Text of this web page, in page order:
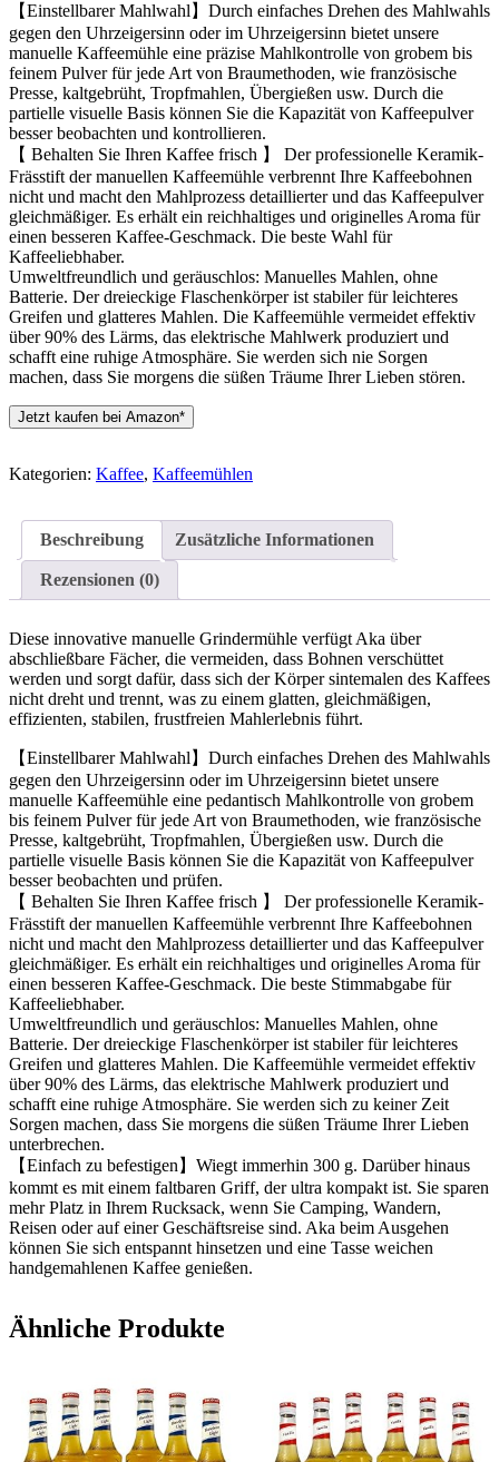
【Einstellbarer Mahlwahl】Durch einfaches Drehen des Mahlwahls
gegen den Uhrzeigersinn oder im Uhrzeigersinn bietet unsere
manuelle Kaffeemühle eine präzise Mahlkontrolle von grobem bis
feinem Pulver für jede Art von Braumethoden, wie französische
Presse, kaltgebrüht, Tropfmahlen, Übergießen usw. Durch die
partielle visuelle Basis können Sie die Kapazität von Kaffeepulver
besser beobachten und kontrollieren.
【 Behalten Sie Ihren Kaffee frisch 】 Der professionelle Keramik-
Frässtift der manuellen Kaffeemühle verbrennt Ihre Kaffeebohnen
nicht und macht den Mahlprozess detaillierter und das Kaffeepulver
gleichmäßiger. Es erhält ein reichhaltiges und originelles Aroma für
einen besseren Kaffee-Geschmack. Die beste Wahl für
Kaffeeliebhaber.
Umweltfreundlich und geräuschlos: Manuelles Mahlen, ohne
Batterie. Der dreieckige Flaschenkörper ist stabiler für leichteres
Greifen und glatteres Mahlen. Die Kaffeemühle vermeidet effektiv
über 90% des Lärms, das elektrische Mahlwerk produziert und
schafft eine ruhige Atmosphäre. Sie werden sich nie Sorgen
machen, dass Sie morgens die süßen Träume Ihrer Lieben stören.
Jetzt kaufen bei Amazon*
Kategorien: Kaffee, Kaffeemühlen
Beschreibung Zusätzliche Informationen
Rezensionen (0)
Diese innovative manuelle Grindermühle verfügt Aka über
abschließbare Fächer, die vermeiden, dass Bohnen verschüttet
werden und sorgt dafür, dass sich der Körper sintemalen des Kaffees
nicht dreht und trennt, was zu einem glatten, gleichmäßigen,
effizienten, stabilen, frustfreien Mahlerlebnis führt.
【Einstellbarer Mahlwahl】Durch einfaches Drehen des Mahlwahls
gegen den Uhrzeigersinn oder im Uhrzeigersinn bietet unsere
manuelle Kaffeemühle eine pedantisch Mahlkontrolle von grobem
bis feinem Pulver für jede Art von Braumethoden, wie französische
Presse, kaltgebrüht, Tropfmahlen, Übergießen usw. Durch die
partielle visuelle Basis können Sie die Kapazität von Kaffeepulver
besser beobachten und prüfen.
【 Behalten Sie Ihren Kaffee frisch 】 Der professionelle Keramik-
Frässtift der manuellen Kaffeemühle verbrennt Ihre Kaffeebohnen
nicht und macht den Mahlprozess detaillierter und das Kaffeepulver
gleichmäßiger. Es erhält ein reichhaltiges und originelles Aroma für
einen besseren Kaffee-Geschmack. Die beste Stimmabgabe für
Kaffeeliebhaber.
Umweltfreundlich und geräuschlos: Manuelles Mahlen, ohne
Batterie. Der dreieckige Flaschenkörper ist stabiler für leichteres
Greifen und glatteres Mahlen. Die Kaffeemühle vermeidet effektiv
über 90% des Lärms, das elektrische Mahlwerk produziert und
schafft eine ruhige Atmosphäre. Sie werden sich zu keiner Zeit
Sorgen machen, dass Sie morgens die süßen Träume Ihrer Lieben
unterbrechen.
【Einfach zu befestigen】Wiegt immerhin 300 g. Darüber hinaus
kommt es mit einem faltbaren Griff, der ultra kompakt ist. Sie sparen
mehr Platz in Ihrem Rucksack, wenn Sie Camping, Wandern,
Reisen oder auf einer Geschäftsreise sind. Aka beim Ausgehen
können Sie sich entspannt hinsetzen und eine Tasse weichen
handgemahlenen Kaffee genießen.
Ähnliche Produkte